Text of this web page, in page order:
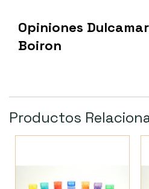
Opiniones
Boiron
Productos